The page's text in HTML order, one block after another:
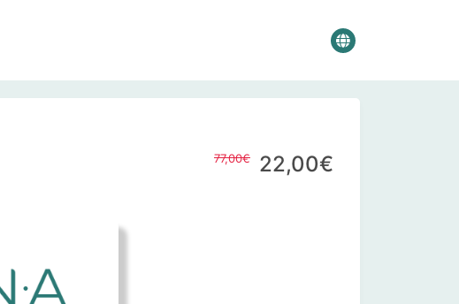
22,00€
77,00€